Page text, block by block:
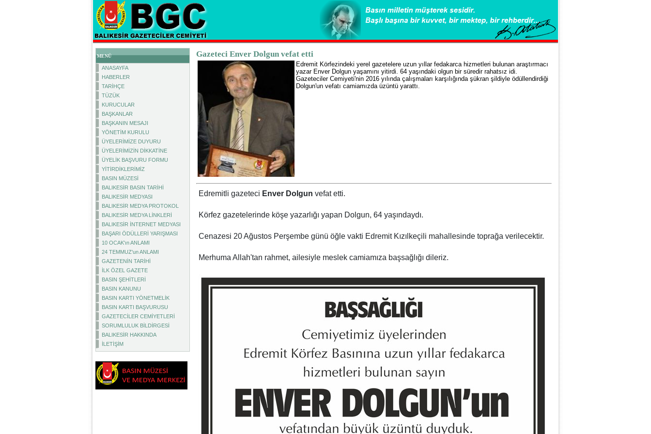
MENÜ
ANASAYFA
HABERLER
TARİHÇE
TÜZÜK
KURUCULAR
BAŞKANLAR
BAŞKANIN MESAJI
YÖNETİM KURULU
ÜYELERİMİZE DUYURU
ÜYELERİMİZİN DİKKATİNE
ÜYELİK BAŞVURU FORMU
YİTİRDİKLERİMİZ
BASIN MÜZESİ
BALIKESİR BASIN TARİHİ
BALIKESİR MEDYASI
BALIKESİR MEDYA PROTOKOL
BALIKESİR MEDYA LİNKLERİ
BALIKESİR İNTERNET MEDYASI
BAŞARI ÖDÜLLERİ YARIŞMASI
10 OCAK'ın ANLAMI
24 TEMMUZ'un ANLAMI
GAZETENİN TARİHİ
İLK ÖZEL GAZETE
BASIN ŞEHİTLERİ
BASIN KANUNU
BASIN KARTI YÖNETMELİK
BASIN KARTI BAŞVURUSU
GAZETECİLER CEMİYETLERİ
SORUMLULUK BİLDİRGESİ
BALIKESİR HAKKINDA
İLETİŞİM
Gazeteci Enver Dolgun vefat etti
Edremit Körfezindeki yerel gazetelere uzun yıllar fedakarca hizmetleri bulunan araştırmacı
yazar Enver Dolgun yaşamını yitirdi. 64 yaşındaki olgun bir süredir rahatsız idi.
Gazeteciler Cemiyeti'nin 2016 yılında çalışmaları karşılığında şükran şildiyle ödüllendirdiği
Dolgun'un vefatı camiamızda üzüntü yarattı.
Edremitli gazeteci Enver Dolgun vefat etti.
Körfez gazetelerinde köşe yazarlığı yapan Dolgun, 64 yaşındaydı.
Cenazesi 20 Ağustos Perşembe günü öğle vakti Edremit Kızılkeçili mahallesinde toprağa verilecektir.
Merhuma Allah'tan rahmet, ailesiyle meslek camiamıza başsağlığı dileriz.